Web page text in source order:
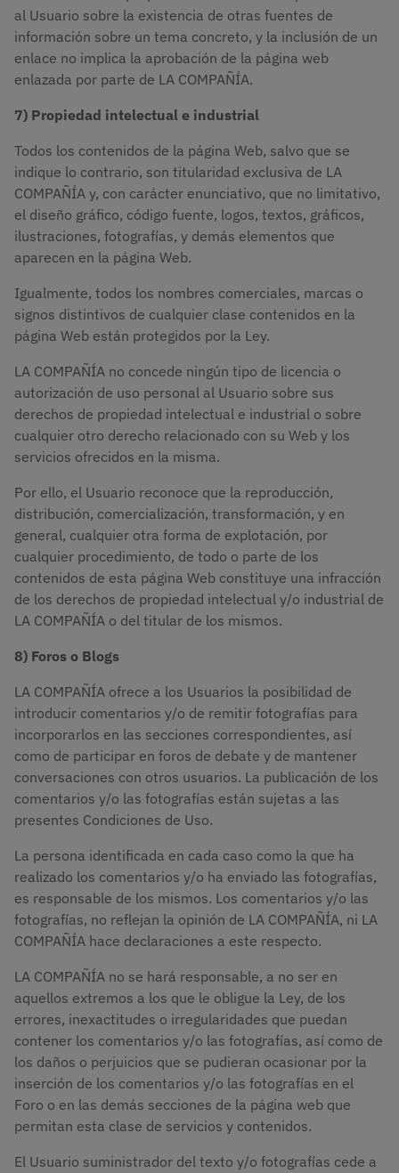
al Usuario sobre la existencia de otras fuentes de
información sobre un tema concreto, y la inclusión de un
enlace no implica la aprobación de la página web
enlazada por parte de LA COMPAÑÍA.
7) Propiedad intelectual e industrial
Todos los contenidos de la página Web, salvo que se
indique lo contrario, son titularidad exclusiva de LA
COMPAÑÍA y, con carácter enunciativo, que no limitativo,
el diseño gráfico, código fuente, logos, textos, gráficos,
ilustraciones, fotografías, y demás elementos que
aparecen en la página Web.
Igualmente, todos los nombres comerciales, marcas o
signos distintivos de cualquier clase contenidos en la
página Web están protegidos por la Ley.
LA COMPAÑÍA no concede ningún tipo de licencia o
autorización de uso personal al Usuario sobre sus
derechos de propiedad intelectual e industrial o sobre
cualquier otro derecho relacionado con su Web y los
servicios ofrecidos en la misma.
Por ello, el Usuario reconoce que la reproducción,
distribución, comercialización, transformación, y en
general, cualquier otra forma de explotación, por
cualquier procedimiento, de todo o parte de los
contenidos de esta página Web constituye una infracción
de los derechos de propiedad intelectual y/o industrial de
LA COMPAÑÍA o del titular de los mismos.
8) Foros o Blogs
LA COMPAÑÍA ofrece a los Usuarios la posibilidad de
introducir comentarios y/o de remitir fotografías para
incorporarlos en las secciones correspondientes, así
como de participar en foros de debate y de mantener
conversaciones con otros usuarios. La publicación de los
comentarios y/o las fotografías están sujetas a las
presentes Condiciones de Uso.
La persona identificada en cada caso como la que ha
realizado los comentarios y/o ha enviado las fotografías,
es responsable de los mismos. Los comentarios y/o las
fotografías, no reflejan la opinión de LA COMPAÑÍA, ni LA
COMPAÑÍA hace declaraciones a este respecto.
LA COMPAÑÍA no se hará responsable, a no ser en
aquellos extremos a los que le obligue la Ley, de los
errores, inexactitudes o irregularidades que puedan
contener los comentarios y/o las fotografías, así como de
los daños o perjuicios que se pudieran ocasionar por la
inserción de los comentarios y/o las fotografías en el
Foro o en las demás secciones de la página web que
permitan esta clase de servicios y contenidos.
El Usuario suministrador del texto y/o fotografías cede a